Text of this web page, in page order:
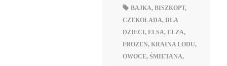
BAJKA, BISZKOPT,
CZEKOLADA, DLA
DZIECI, ELSA, ELZA,
FROZEN, KRAINA LODU,
OWOCE, ŚMIETANA,